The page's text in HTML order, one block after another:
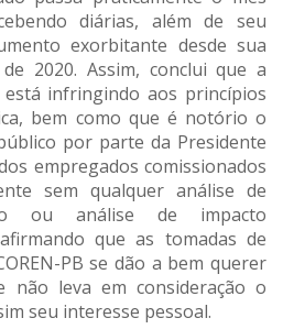
diárias, além de seu
exorbitante desde sua
2020. Assim, conclui que a
infringindo aos princípios
bem como que é notório o
por parte da Presidente
empregados comissionados
sem qualquer análise de
ou análise de impacto
que as tomadas de
PB se dão a bem querer
não leva em consideração o
seu interesse pessoal.